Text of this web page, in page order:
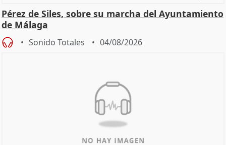
Pérez de Siles, sobre su marcha del Ayuntamiento
de Málaga
Sonido Totales 04/08/2026